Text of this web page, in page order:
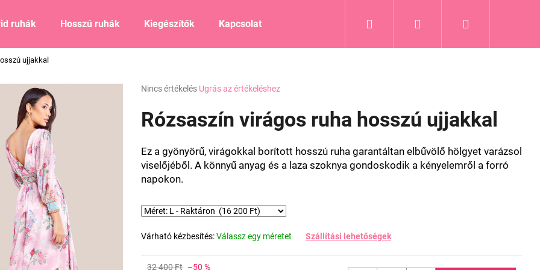
ruhák Hosszú ruhák Kiegészítők Kapcsolat Keresés Bejelentkezés
ujjakkal
A
átlagos
értékelése
0,0
csillag.
Nincs értékelés Ugrás az értékeléshez
Rózsaszín virágos ruha hosszú ujjakkal
Ez a gyönyörű, virágokkal borított hosszú ruha garantáltan elbűvölő hölgyet varázsol
viselőjéből. A könnyű anyag és a laza szoknya gondoskodik a kényelemről a forró
napokon.
Várható kézbesítés:Válassz egy méretet Szállítási lehetőségek
32 400 Ft –50 %
KERESÉS